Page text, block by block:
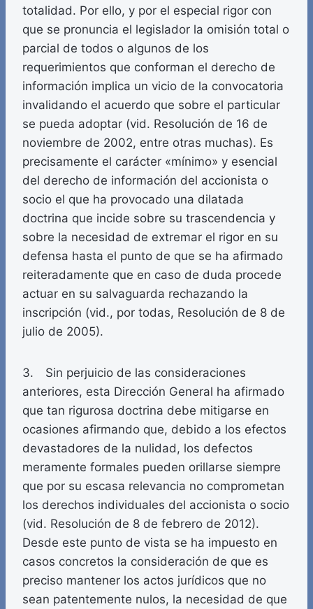
totalidad. Por ello, y por el especial rigor con
que se pronuncia el legislador la omisión total o
parcial de todos o algunos de los
requerimientos que conforman el derecho de
información implica un vicio de la convocatoria
invalidando el acuerdo que sobre el particular
se pueda adoptar (vid. Resolución de 16 de
noviembre de 2002, entre otras muchas). Es
precisamente el carácter «mínimo» y esencial
del derecho de información del accionista o
socio el que ha provocado una dilatada
doctrina que incide sobre su trascendencia y
sobre la necesidad de extremar el rigor en su
defensa hasta el punto de que se ha afirmado
reiteradamente que en caso de duda procede
actuar en su salvaguarda rechazando la
inscripción (vid., por todas, Resolución de 8 de
julio de 2005).
3. Sin perjuicio de las consideraciones
anteriores, esta Dirección General ha afirmado
que tan rigurosa doctrina debe mitigarse en
ocasiones afirmando que, debido a los efectos
devastadores de la nulidad, los defectos
meramente formales pueden orillarse siempre
que por su escasa relevancia no comprometan
los derechos individuales del accionista o socio
(vid. Resolución de 8 de febrero de 2012).
Desde este punto de vista se ha impuesto en
casos concretos la consideración de que es
preciso mantener los actos jurídicos que no
sean patentemente nulos, la necesidad de que